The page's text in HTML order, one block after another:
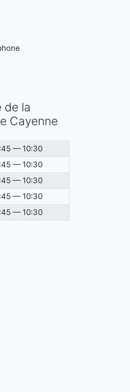
de la
Cayenne
— 10:30
— 10:30
— 10:30
— 10:30
— 10:30